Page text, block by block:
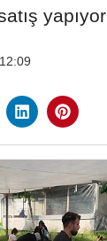
yapıyor